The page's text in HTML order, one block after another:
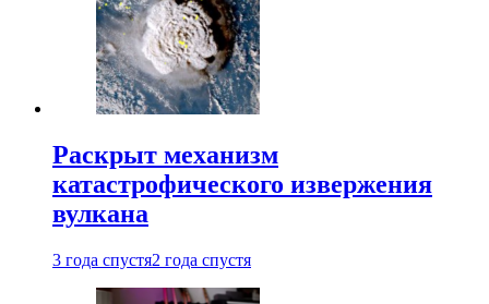
Раскрыт механизм
катастрофического извержения
вулкана
3 года спустя2 года спустя